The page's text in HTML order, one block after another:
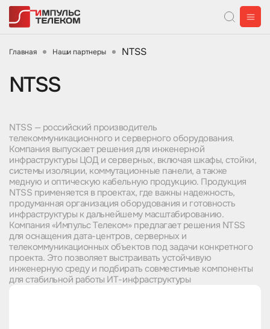
Главная Наши партнеры NTSS
NTSS
NTSS — российский производитель
телекоммуникационного и серверного оборудования.
Компания выпускает решения для инженерной
инфраструктуры ЦОД и серверных, включая шкафы, стойки,
системы изоляции, коммутационные панели, а также
медную и оптическую кабельную продукцию. Продукция
NTSS применяется в проектах, где важны надежность,
продуманная организация оборудования и готовность
инфраструктуры к дальнейшему масштабированию.
Компания «Импульс Телеком» предлагает решения NTSS
для оснащения дата-центров, серверных и
телекоммуникационных объектов под задачи конкретного
проекта. Это позволяет выстраивать устойчивую
инженерную среду и подбирать совместимые компоненты
для стабильной работы ИТ-инфраструктуры